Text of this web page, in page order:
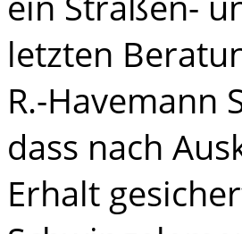
letzten
R.-Havemann
dass nach
Erhalt